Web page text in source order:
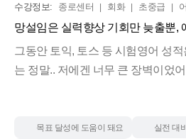
그래서 이제 영어로 된 콘텐츠를 보
이런 말을 하는 구나’하며, 문장 하
그 전체적인 뉘앙스를 이해하며 그
됩니다! 사실 수업을 듣는 중에는
따른 영어가 툭 나와요. 그리고 이
수강정보: 종로센터 회화 초중급
망설임은 실력향상 기회만 늦출뿐,
그동안 토익, 토스 등 시험영어 성
는 정말.. 저에겐 너무 큰 장벽이었
아보고 7월부터 듣고 있는데 결론
목표 달성에 도움이 돼요 실전 대